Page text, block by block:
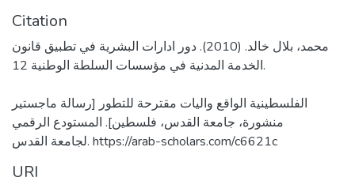
Citation
محمد، بلال خالد. (2010). دور ادارات البشرية في تطبيق قانون
الخدمة المدنية في مؤسسات السلطة الوطنية 12.
الفلسطينية الواقع واليات مقترحة للتطور [رسالة ماجستير
منشورة، جامعة القدس، فلسطين]. المستودع الرقمي
لجامعة القدس. https://arab-scholars.com/c6621c
URI